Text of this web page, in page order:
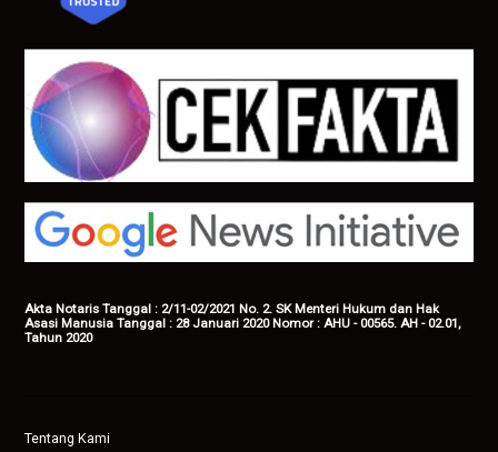
Akta Notaris Tanggal : 2/11-02/2021 No. 2. SK Menteri Hukum dan Hak
Asasi Manusia Tanggal : 28 Januari 2020 Nomor : AHU - 00565. AH - 02.01,
Tahun 2020
Tentang Kami